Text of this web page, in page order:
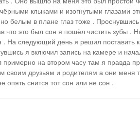
клыками и изогнутыми глазами
белым в плане глаз тоже .
что это был сон я пошёл чистить зубы .
На следующий день я решил поставить
я включил запись на камере и
на втором часу там я правда
своим друзьям и родителям а они меня
опять снится тот сон или не сон .